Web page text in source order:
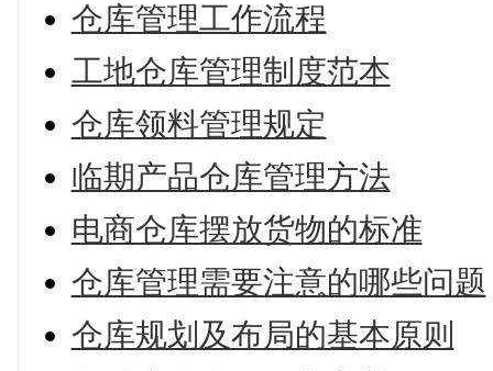
仓库管理工作流程
工地仓库管理制度范本
仓库领料管理规定
临期产品仓库管理方法
电商仓库摆放货物的标准
仓库管理需要注意的哪些问题
仓库规划及布局的基本原则